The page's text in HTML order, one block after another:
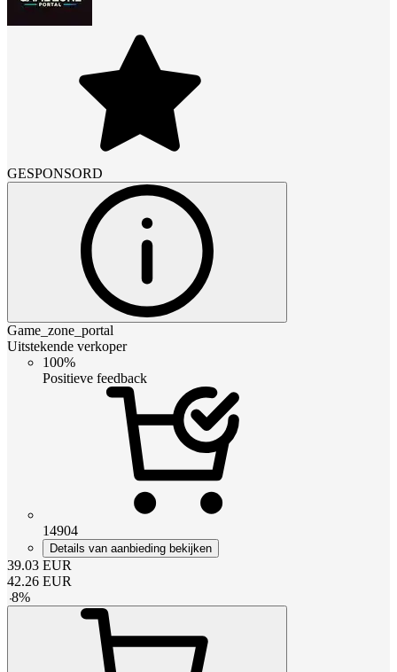
GESPONSORD
Game_zone_portal
Uitstekende verkoper
100%
Positieve feedback
14904
Details van aanbieding bekijken
39.03 EUR
42.26 EUR
-8%